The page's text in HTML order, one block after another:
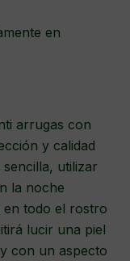
en
arrugas con
y calidad
utilizar
la noche
en todo el rostro
lucir una piel
con un aspecto